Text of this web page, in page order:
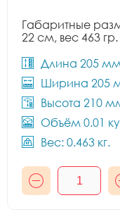
Габаритные
22 см, вес 463 гр.
Длина 205
Ширина 205
Высота 210
Объём 0.01
Вес: 0.463 кг.